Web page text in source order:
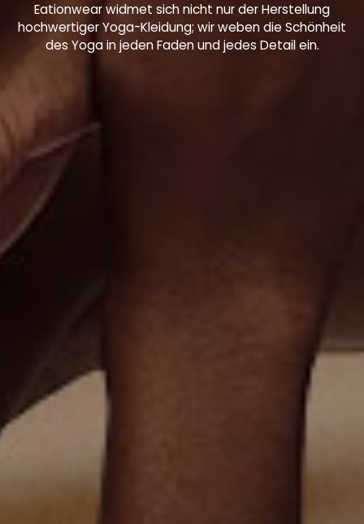
Eationwear widmet sich nicht nur der Herstellung
hochwertiger Yoga-Kleidung; wir weben die Schönheit
des Yoga in jeden Faden und jedes Detail ein.